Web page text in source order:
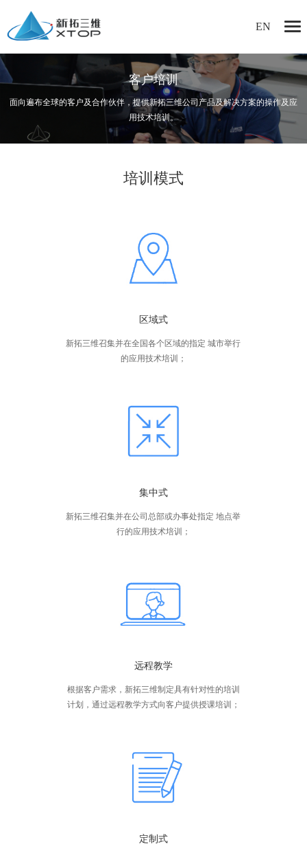
EN
客户培训
面向遍布全球的客户及合作伙伴，提供新拓三维公司产品及解决方案的操作及应
用技术培训。
培训模式
区域式
新拓三维召集并在全国各个区域的指定 城市举行
的应用技术培训；
集中式
新拓三维召集并在公司总部或办事处指定 地点举
行的应用技术培训；
远程教学
根据客户需求，新拓三维制定具有针对性的培训
计划，通过远程教学方式向客户提供授课培训；
定制式